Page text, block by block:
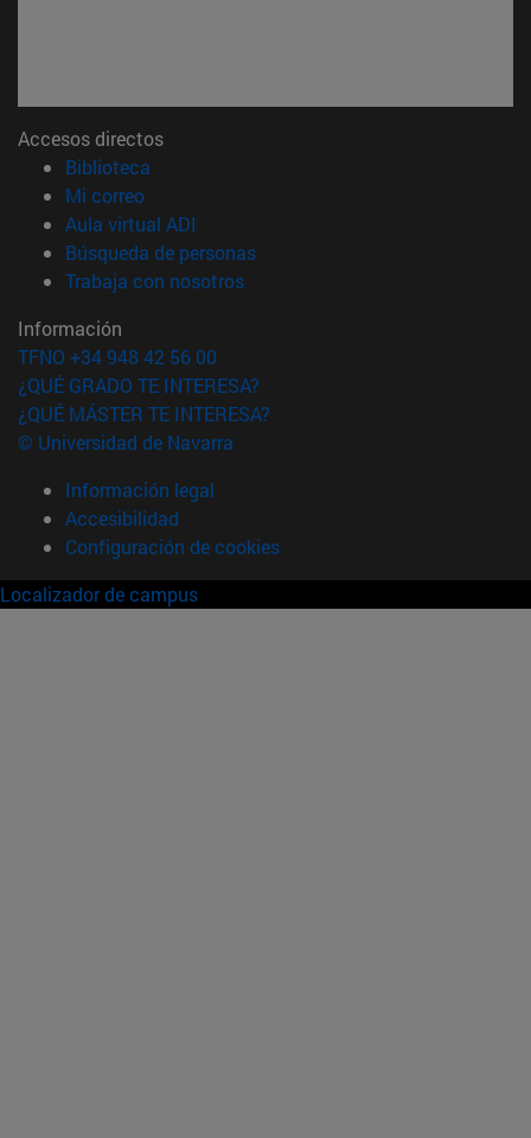
Accesos directos
Biblioteca
Mi correo(abre en nueva ventana)
Aula virtual ADI
Búsqueda de personas(abre en nueva ventana)
Trabaja con nosotros(abre en nueva ventana)
Información
TFNO +34 948 42 56 00
¿QUÉ GRADO TE INTERESA?
¿QUÉ MÁSTER TE INTERESA?
© Universidad de Navarra
Información legal
Accesibilidad
Configuración de cookies
Localizador de campus